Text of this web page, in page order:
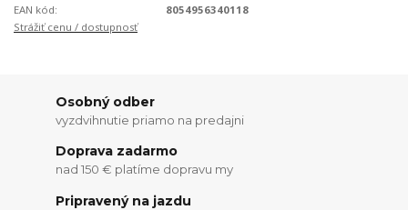
EAN kód:
8054956340118
Strážiť cenu / dostupnosť
Osobný odber
vyzdvihnutie priamo na predajni
Doprava zadarmo
nad 150 € platíme dopravu my
Pripravený na jazdu